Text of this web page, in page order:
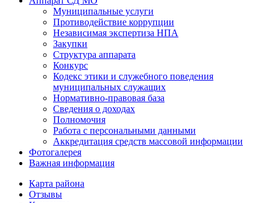
Муниципальные услуги
Противодействие коррупции
Независимая экспертиза НПА
Закупки
Структура аппарата
Конкурс
Кодекс этики и служебного поведения
муниципальных служащих
Нормативно-правовая база
Сведения о доходах
Полномочия
Работа с персональными данными
Аккредитация средств массовой информации
Фотогалерея
Важная информация
Карта района
Отзывы